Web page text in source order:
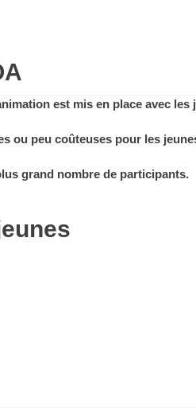
est mis en place avec les
ou peu coûteuses pour les
grand nombre de participants.